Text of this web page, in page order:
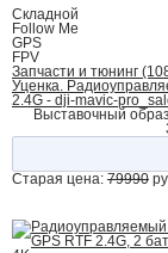
Складной
Follow Me
GPS
FPV
Запчасти и тюнинг
Уценка.
2.4G - dji-mavic-
Выставочный
Старая цена: 79990